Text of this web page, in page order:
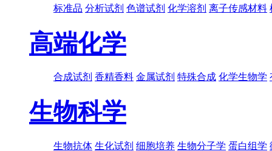
标准品 分析试剂 色谱试剂 化学溶剂 离子传感材料
高端化学
合成试剂 香精香料 金属试剂 特殊合成 化学生物学
生物科学
生物抗体 生化试剂 细胞培养 生物分子学 蛋白组学